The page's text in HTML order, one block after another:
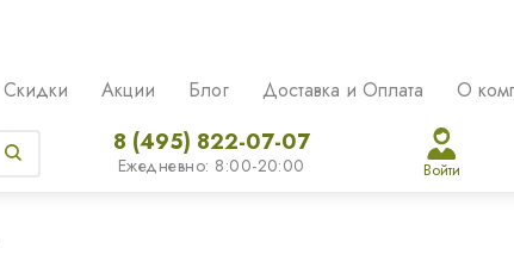
Скидки Акции Блог Доставка и Оплата О
8 (495) 822-07-07
Ежедневно: 8:00-20:00 Войти